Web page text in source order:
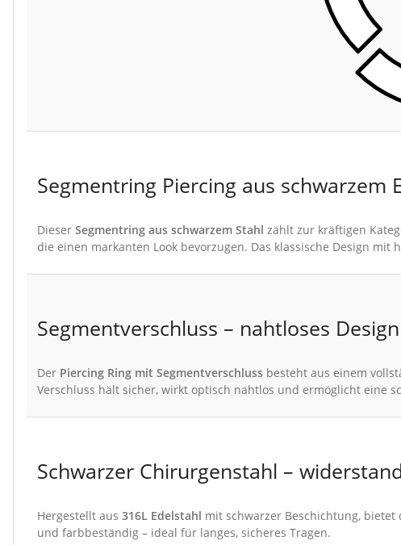
Segmentring Piercing aus schwarzem
Dieser Segmentring aus schwarzem Stahl zählt zur kräftigen
die einen markanten Look bevorzugen. Das klassische Design
Segmentverschluss – nahtloses
Der Piercing Ring mit Segmentverschlussbesteht aus einem
Verschluss hält sicher, wirkt optisch nahtlos und ermöglicht eine
Schwarzer Chirurgenstahl –
Hergestellt aus 316L Edelstahl mit schwarzer Beschichtung, bietet
und farbbeständig – ideal für langes, sicheres Tragen.